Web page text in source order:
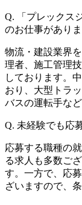
Q.
「プレックス
のお仕事があり
物流・建設業界
理者、施工管理
しております。
おり、大型トラ
バスの運転手な
Q. 未経験でも応
応募する職種の
る求人も多数ご
す。一方で、応
ざいますので、